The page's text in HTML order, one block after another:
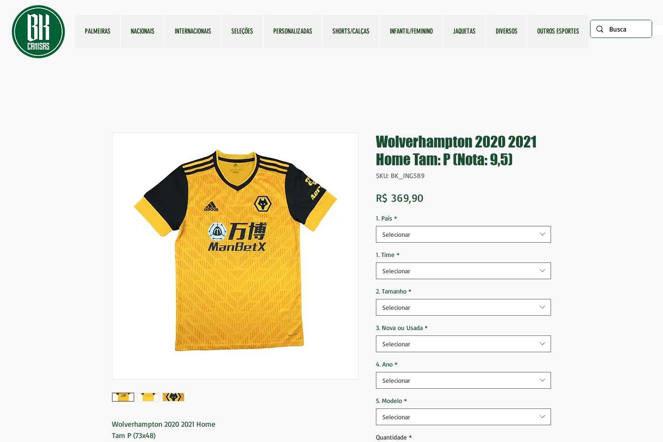
PALMEIRAS NACIONAIS INTERNACIONAIS SELEÇÕES PERSONALIZADAS SHORTS/CALÇAS INFANTIL/FEMININO JAQUETAS DIVERSOS OUTROS ESPORTES
Wolverhampton 2020 2021 Home
Tam P (73x48)
Wolverhampton 2020 2021
Home Tam: P (Nota: 9,5)
SKU: BK_ING589
R$ 369,90Preço
1. País *
Selecionar
1. Time *
Selecionar
2. Tamanho *
Selecionar
3. Nova ou Usada *
Selecionar
4. Ano *
Selecionar
5. Modelo *
Selecionar
Quantidade *